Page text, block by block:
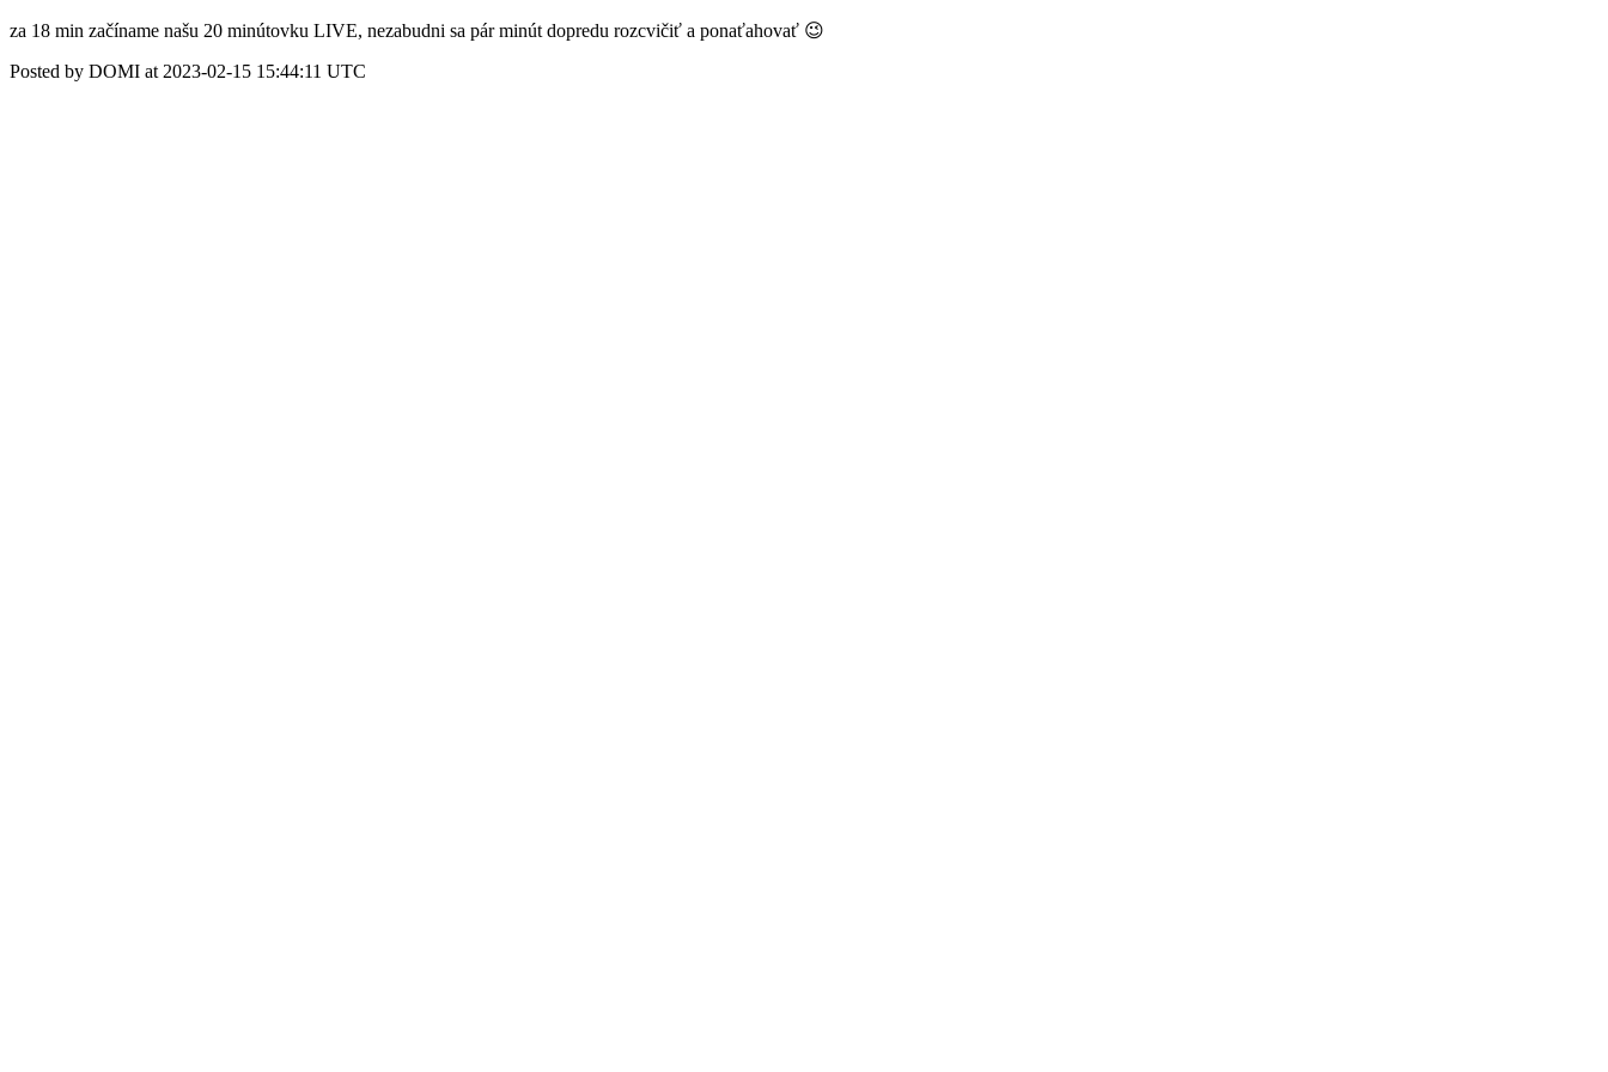
za 18 min začíname našu 20 minútovku LIVE, nezabudni sa pár minút dopredu rozcvičiť a ponaťahovať 😉
Posted by DOMI at 2023-02-15 15:44:11 UTC